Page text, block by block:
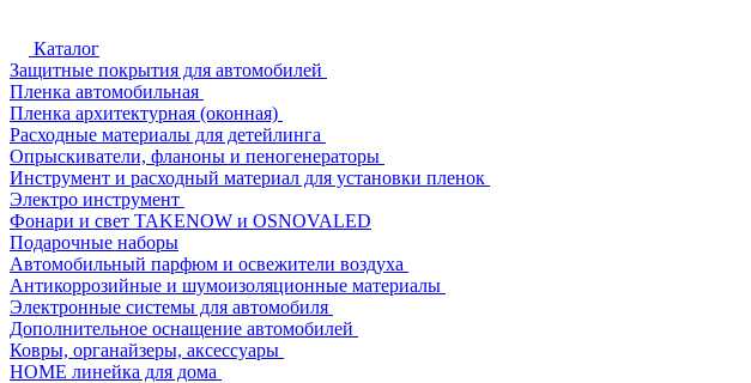
Каталог
Защитные покрытия для автомобилей
Пленка автомобильная
Пленка архитектурная (оконная)
Расходные материалы для детейлинга
Опрыскиватели, фланоны и пеногенераторы
Инструмент и расходный материал для установки пленок
Электро инструмент
Фонари и свет TAKENOW и OSNOVALED
Подарочные наборы
Автомобильный парфюм и освежители воздуха
Антикоррозийные и шумоизоляционные материалы
Электронные системы для автомобиля
Дополнительное оснащение автомобилей
Ковры, органайзеры, аксессуары
HOME линейка для дома